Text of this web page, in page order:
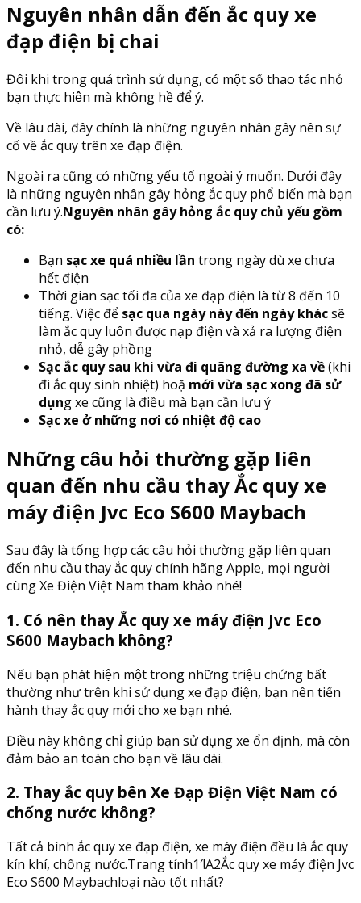
Nguyên nhân dẫn đến ắc quy xe
đạp điện bị chai
Đôi khi trong quá trình sử dụng, có một số thao tác nhỏ
bạn thực hiện mà không hề để ý.
Về lâu dài, đây chính là những nguyên nhân gây nên sự
cố về ắc quy trên xe đạp điện.
Ngoài ra cũng có những yếu tố ngoài ý muốn. Dưới đây
là những nguyên nhân gây hỏng ắc quy phổ biến mà bạn
cần lưu ý.Nguyên nhân gây hỏng ắc quy chủ yếu gồm
có:
Bạn sạc xe quá nhiều lần trong ngày dù xe chưa
hết điện
Thời gian sạc tối đa của xe đạp điện là từ 8 đến 10
tiếng. Việc để sạc qua ngày này đến ngày khácsẽ
làm ắc quy luôn được nạp điện và xả ra lượng điện
nhỏ, dễ gây phồng
Sạc ắc quy sau khi vừa đi quãng đường xa về(khi
đi ắc quy sinh nhiệt) hoặ mới vừa sạc xong đã sử
dụng xe cũng là điều mà bạn cần lưu ý
Sạc xe ở những nơi có nhiệt độ cao
Những câu hỏi thường gặp liên
quan đến nhu cầu thay Ắc quy xe
máy điện Jvc Eco S600 Maybach
Sau đây là tổng hợp các câu hỏi thường gặp liên quan
đến nhu cầu thay ắc quy chính hãng Apple, mọi người
cùng Xe Điện Việt Nam tham khảo nhé!
1. Có nên thay Ắc quy xe máy điện Jvc Eco
S600 Maybach không?
Nếu bạn phát hiện một trong những triệu chứng bất
thường như trên khi sử dụng xe đạp điện, bạn nên tiến
hành thay ắc quy mới cho xe bạn nhé.
Điều này không chỉ giúp bạn sử dụng xe ổn định, mà còn
đảm bảo an toàn cho bạn về lâu dài.
2. Thay ắc quy bên Xe Đạp Điện Việt Nam có
chống nước không?
Tất cả bình ắc quy xe đạp điện, xe máy điện đều là ắc quy
kín khí, chống nước.Trang tính1′!A2Ắc quy xe máy điện Jvc
Eco S600 Maybachloại nào tốt nhất?